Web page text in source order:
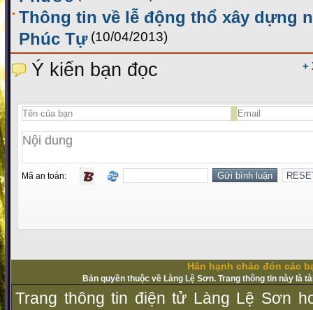
Thông tin về lễ động thổ xây dựng
Phúc Tự (10/04/2013)
+
Ý kiến bạn đọc
Mã an toàn:
Hân hạnh chào đón các
Bản quyền thuộc về Làng Lệ Sơn. Trang thông tin này là
Trang thông tin điện tử Làng Lệ Sơn